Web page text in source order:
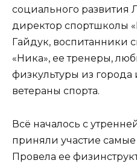
социального развития
директор спортшколы
Гайдук, воспитанники
«Ника», ее тренеры,
физкультуры из
ветераны спорта.
Всё началось с
приняли участие
Провела ее